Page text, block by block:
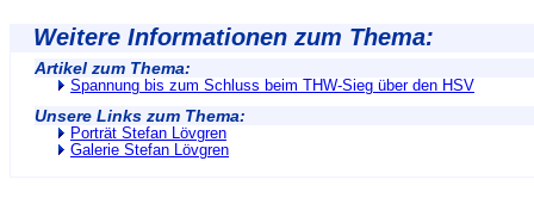
Weitere Informationen zum Thema:
Artikel zum Thema:
Spannung bis zum Schluss beim THW-Sieg über den HSV
Unsere Links zum Thema:
Porträt Stefan Lövgren
Galerie Stefan Lövgren